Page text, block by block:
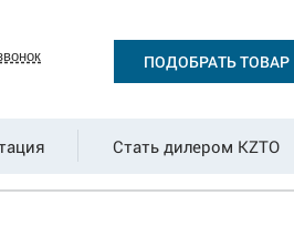
ПОДОБРАТЬ ТОВАР
Стать дилером KZTO